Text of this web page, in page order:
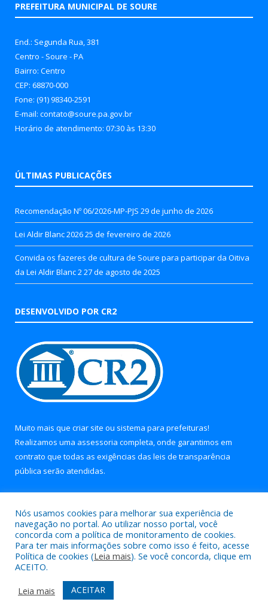
PREFEITURA MUNICIPAL DE SOURE
End.: Segunda Rua, 381
Centro - Soure - PA
Bairro: Centro
CEP: 68870-000
Fone: (91) 98340-2591
E-mail: contato@soure.pa.gov.br
Horário de atendimento: 07:30 às 13:30
ÚLTIMAS PUBLICAÇÕES
Recomendação Nº 06/2026-MP-PJS 29 de junho de 2026
Lei Aldir Blanc 202625 de fevereiro de 2026
Convida os fazeres de cultura de Soure para participar da Oitiva
da Lei Aldir Blanc 227 de agosto de 2025
DESENVOLVIDO POR CR2
Muito mais que criar site ou sistema para prefeituras!
Realizamos uma assessoria completa, onde garantimos em
contrato que todas as exigências das leis de transparência
pública serão atendidas.
Todos os direitos reservados a Prefeitura Municipal de Soure.
Mapa do Site
Acessar Área Administrativa
Acessar Webmail
Nós usamos cookies para melhorar sua experiência de
navegação no portal. Ao utilizar nosso portal, você
concorda com a política de monitoramento de cookies.
Para ter mais informações sobre como isso é feito, acesse
Política de cookies (Leia mais). Se você concorda, clique em
ACEITO.
Leia mais
ACEITAR